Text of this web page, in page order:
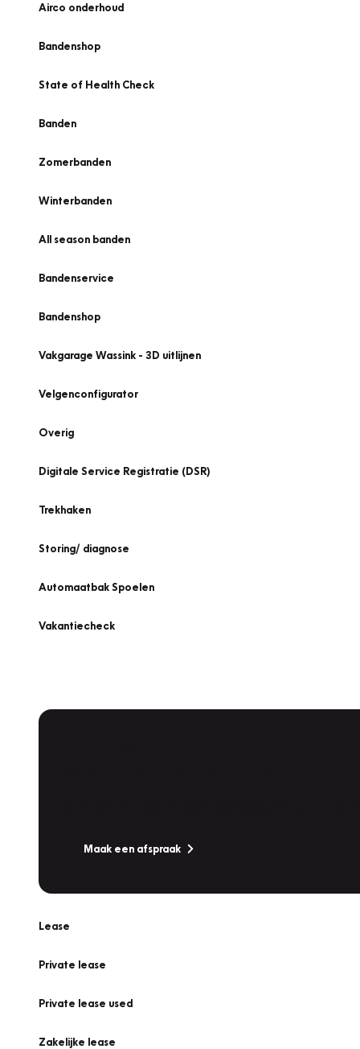
Airco onderhoud
Bandenshop
State of Health Check
Banden
Zomerbanden
Winterbanden
All season banden
Bandenservice
Bandenshop
Vakgarage Wassink - 3D uitlijnen
Velgenconfigurator
Overig
Digitale Service Registratie (DSR)
Trekhaken
Storing/ diagnose
Automaatbak Spoelen
Vakantiecheck
Maak een afspraak
Lease
Private lease
Private lease used
Zakelijke lease